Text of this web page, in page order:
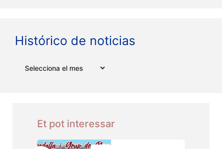
Histórico de noticias
Et pot interessar